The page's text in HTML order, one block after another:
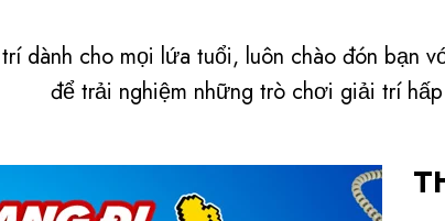
dành cho mọi lứa tuổi, luôn chào đón bạn
để trải nghiệm những trò chơi giải trí